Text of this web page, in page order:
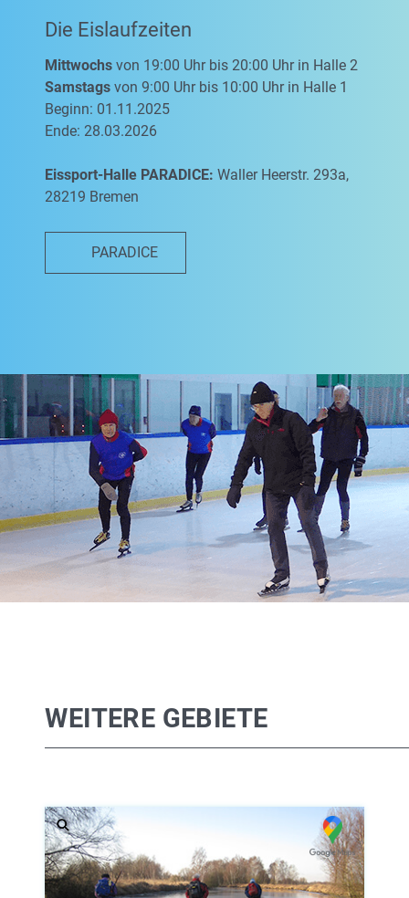
Die Eislaufzeiten
Mittwochs von 19:00 Uhr bis 20:00 Uhr in Halle 2
Samstags von 9:00 Uhr bis 10:00 Uhr in Halle 1
Beginn: 01.11.2025
Ende: 28.03.2026
Eissport-Halle PARADICE: Waller Heerstr. 293a,
28219 Bremen
PARADICE
WEITERE GEBIETE